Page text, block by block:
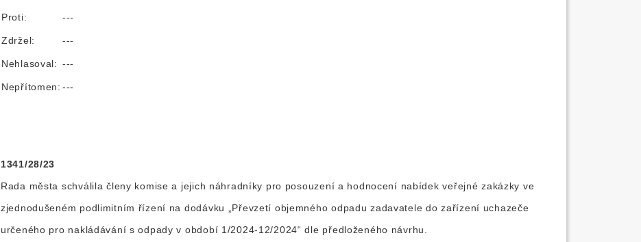
Proti: ---
Zdržel: ---
Nehlasoval: ---
Nepřítomen: ---
1341/28/23
Rada města schválila členy komise a jejich náhradníky pro posouzení a hodnocení nabídek veřejné zakázky ve
zjednodušeném podlimitním řízení na dodávku „Převzetí objemného odpadu zadavatele do zařízení uchazeče
určeného pro nakládávání s odpady v období 1/2024-12/2024“ dle předloženého návrhu.